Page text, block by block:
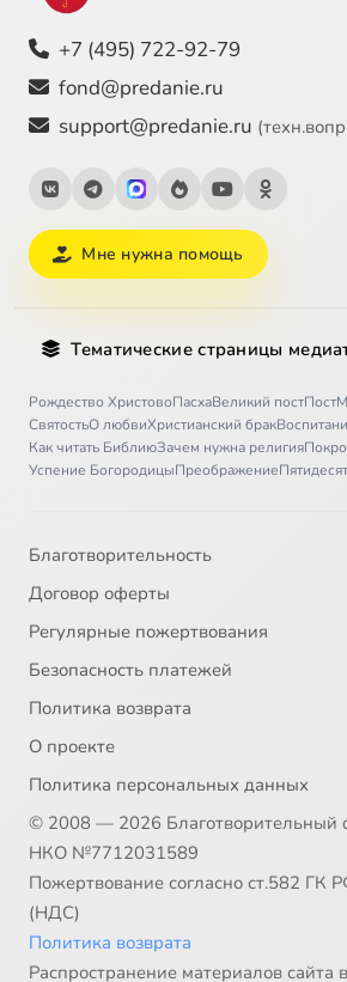
+7 (495) 722-92-79
fond@predanie.ru
support@predanie.ru
Мне нужна помощь
Тематические страницы
Рождество ХристовоПасхаВеликий постПост
СвятостьО любвиХристианский брак
Как читать БиблиюЗачем нужна религия
Успение БогородицыПреображение
Благотворительность
Договор оферты
Регулярные пожертвования
Безопасность платежей
Политика возврата
О проекте
Политика персональных данных
© 2008 — 2026 Благотворительный
НКО №7712031589
Пожертвование согласно ст.582 ГК
(НДС)
Политика возврата
Распространение материалов сайта